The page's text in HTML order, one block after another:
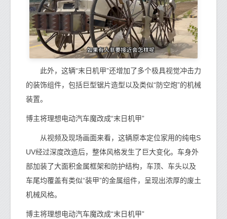
此外，这辆“末日机甲”还增加了多个极具视觉冲击力
的装饰组件，包括巨型锯片造型以及类似“防空炮”的机械
装置。
博主将理想电动汽车魔改成“末日机甲”
从视频及现场画面来看，这辆原本定位家用的纯电S
UV经过深度改造后，整体风格发生了巨大变化。车身外
部加装了大面积金属框架和防护结构，车顶、车头以及
车尾均覆盖有类似“装甲”的金属组件，呈现出浓厚的废土
机械风格。
博主将理想电动汽车魔改成“末日机甲”